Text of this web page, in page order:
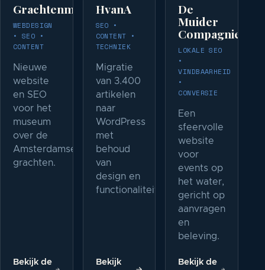
Grachtenmuseum
WEBDESIGN
• SEO •
CONTENT
Nieuwe
website
en SEO
voor het
museum
over de
Amsterdamse
grachten.
Bekijk de
HvanA
SEO •
CONTENT •
TECHNIEK
Migratie
van 3.400
artikelen
naar
WordPress
met
behoud
van
design en
functionaliteit.
Bekijk
De
Muider
Compagnie
LOKALE SEO
•
VINDBAARHEID
•
CONVERSIE
Een
sfeervolle
website
voor
events op
het water,
gericht op
aanvragen
en
beleving.
Bekijk de